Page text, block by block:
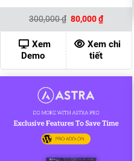
300,000₫ Giá
gốc
là:
300,000 ₫.
80,000₫Giá
hiện
tại
là:
80,000 ₫.
Xem
Demo
Xem chi
tiết